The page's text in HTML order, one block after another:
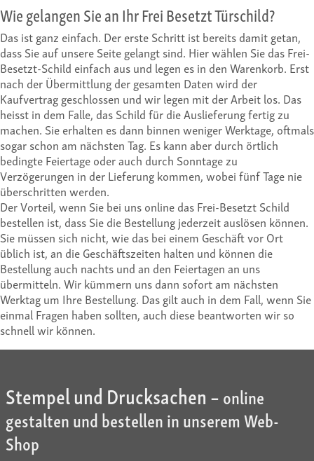
Wie gelangen Sie an Ihr Frei Besetzt Türschild?
Das ist ganz einfach. Der erste Schritt ist bereits damit getan,
dass Sie auf unsere Seite gelangt sind. Hier wählen Sie das Frei-
Besetzt-Schild einfach aus und legen es in den Warenkorb. Erst
nach der Übermittlung der gesamten Daten wird der
Kaufvertrag geschlossen und wir legen mit der Arbeit los. Das
heisst in dem Falle, das Schild für die Auslieferung fertig zu
machen. Sie erhalten es dann binnen weniger Werktage, oftmals
sogar schon am nächsten Tag. Es kann aber durch örtlich
bedingte Feiertage oder auch durch Sonntage zu
Verzögerungen in der Lieferung kommen, wobei fünf Tage nie
überschritten werden.
Der Vorteil, wenn Sie bei uns online das Frei-Besetzt Schild
bestellen ist, dass Sie die Bestellung jederzeit auslösen können.
Sie müssen sich nicht, wie das bei einem Geschäft vor Ort
üblich ist, an die Geschäftszeiten halten und können die
Bestellung auch nachts und an den Feiertagen an uns
übermitteln. Wir kümmern uns dann sofort am nächsten
Werktag um Ihre Bestellung. Das gilt auch in dem Fall, wenn Sie
einmal Fragen haben sollten, auch diese beantworten wir so
schnell wir können.
Stempel und Drucksachen –online
gestalten und bestellen in unserem Web-
Shop